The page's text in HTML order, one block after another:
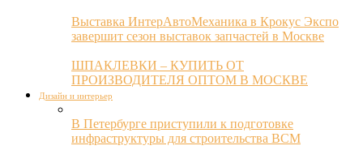
Выставка ИнтерАвтоМеханика в Крокус Экспо
завершит сезон выставок запчастей в Москве
ШПАКЛЕВКИ – КУПИТЬ ОТ
ПРОИЗВОДИТЕЛЯ ОПТОМ В МОСКВЕ
Дизайн и интерьер
В Петербурге приступили к подготовке
инфраструктуры для строительства ВСМ